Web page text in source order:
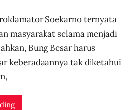
u
s
e
Soekarno ternyata
masyarakat selama menjadi
Bung Besar harus
keberadaannya tak diketahui